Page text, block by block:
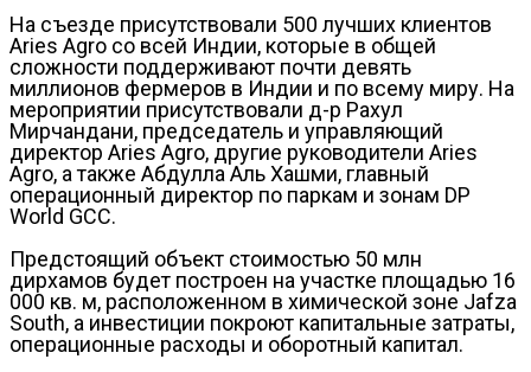
На съезде присутствовали 500 лучших клиентов
Aries Agro со всей Индии, которые в общей
сложности поддерживают почти девять
миллионов фермеров в Индии и по всему миру. На
мероприятии присутствовали д-р Рахул
Мирчандани, председатель и управляющий
директор Aries Agro, другие руководители Aries
Agro, а также Абдулла Аль Хашми, главный
операционный директор по паркам и зонам DP
World GCC.
Предстоящий объект стоимостью 50 млн
дирхамов будет построен на участке площадью 16
000 кв. м, расположенном в химической зоне Jafza
South, а инвестиции покроют капитальные затраты,
операционные расходы и оборотный капитал.